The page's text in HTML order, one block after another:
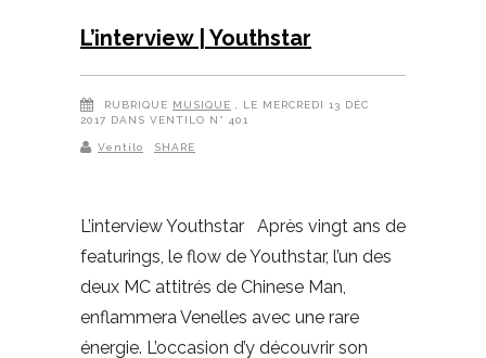
L’interview | Youthstar
RUBRIQUE MUSIQUE , LE MERCREDI 13 DÉC
2017 DANS VENTILO N° 401
Ventilo SHARE
L’interview Youthstar Après vingt ans de
featurings, le flow de Youthstar, l’un des
deux MC attitrés de Chinese Man,
enflammera Venelles avec une rare
énergie. L’occasion d’y découvrir son